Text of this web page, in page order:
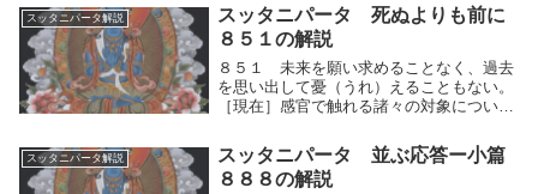
スッタニパータ解説
スッタニパータ 死ぬよりも前に
８５１の解説
８５１ 未来を願い求めることなく、過去
を思い出して憂（うれ）えることもない。
［現在］感官で触れる諸々の対象について
誘われることがない。自らの人間的思考の
運動（快⇔不快）を制し、未来を願い求め
ることなく、...
スッタニパータ解説
スッタニパータ 並ぶ応答ー小篇
８８８の解説